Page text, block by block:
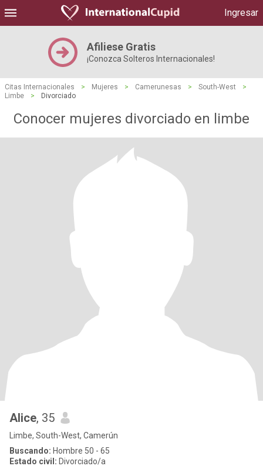
Ingresar
Afiliese Gratis
¡Conozca Solteros Internacionales!
Citas Internacionales > Mujeres > Camerunesas > South-West
>
Limbe
> Divorciado
Conocer mujeres divorciado en limbe
Alice, 35
Limbe, South-West, Camerún
Buscando: Hombre 50 - 65
Estado civil: Divorciado/a